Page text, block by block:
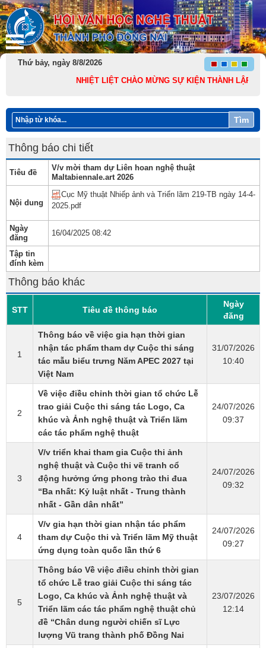
Thứ bảy, ngày 8/8/2026
NHIỆT LIỆT CHÀO MỪNG SỰ KIỆN THÀNH LẬP
Tìm
Thông báo chi tiết
Tiêu đề
V/v mời tham dự Liên hoan nghệ thuật
Maltabiennale.art 2026
Nội dung
Cục Mỹ thuật Nhiếp ảnh và Triển lãm 219-TB ngày 14-4-
2025.pdf
Ngày
đăng
16/04/2025 08:42
Tập tin
đính kèm
Thông báo khác
STT Tiêu đề thông báo
Ngày
đăng
1
Thông báo về việc gia hạn thời gian
nhận tác phẩm tham dự Cuộc thi sáng
tác mẫu biểu trưng Năm APEC 2027 tại
Việt Nam
31/07/2026
10:40
2
Về việc điều chỉnh thời gian tổ chức Lễ
trao giải Cuộc thi sáng tác Logo, Ca
khúc và Ảnh nghệ thuật và Triển lãm
các tác phẩm nghệ thuật
24/07/2026
09:37
3
V/v triển khai tham gia Cuộc thi ảnh
nghệ thuật và Cuộc thi vẽ tranh cổ
động hưởng ứng phong trào thi đua
“Ba nhất: Kỷ luật nhất - Trung thành
nhất - Gần dân nhất”
24/07/2026
09:32
4
V/v gia hạn thời gian nhận tác phẩm
tham dự Cuộc thi và Triển lãm Mỹ thuật
ứng dụng toàn quốc lần thứ 6
24/07/2026
09:27
5
Thông báo Về việc điều chỉnh thời gian
tổ chức Lễ trao giải Cuộc thi sáng tác
Logo, Ca khúc và Ảnh nghệ thuật và
Triển lãm các tác phẩm nghệ thuật chủ
đề “Chân dung người chiến sĩ Lực
lượng Vũ trang thành phố Đồng Nai
23/07/2026
12:14